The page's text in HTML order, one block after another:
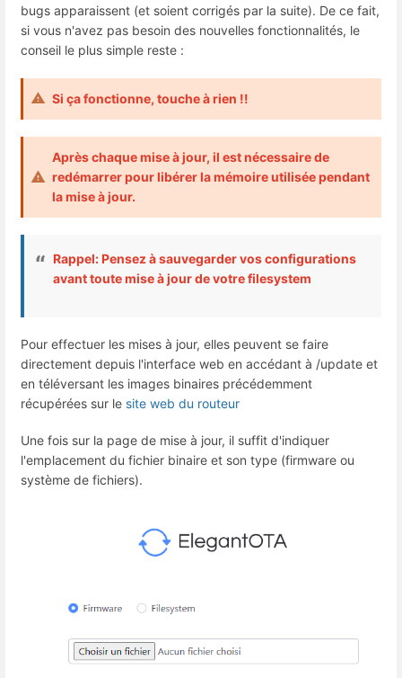
bugs apparaissent (et soient corrigés par la suite). De ce fait,
si vous n'avez pas besoin des nouvelles fonctionnalités, le
conseil le plus simple reste :
Si ça fonctionne, touche à rien !!
Après chaque mise à jour, il est nécessaire de
redémarrer pour libérer la mémoire utilisée pendant
la mise à jour.
Rappel: Pensez à sauvegarder vos configurations
avant toute mise à jour de votre filesystem
Pour effectuer les mises à jour, elles peuvent se faire
directement depuis l'interface web en accédant à /update et
en téléversant les images binaires précédemment
récupérées sur le site web du routeur
Une fois sur la page de mise à jour, il suffit d'indiquer
l'emplacement du fichier binaire et son type (firmware ou
système de fichiers).